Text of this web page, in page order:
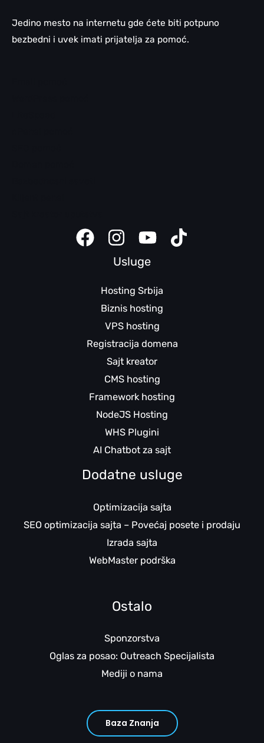
Jedino mesto na internetu gde ćete biti potpuno
bezbedni i uvek imati prijatelja za pomoć.
Usluge
Hosting Srbija
Biznis hosting
VPS hosting
Registracija domena
Sajt kreator
CMS hosting
Framework hosting
NodeJS Hosting
WHS Plugini
AI Chatbot za sajt
Dodatne usluge
Optimizacija sajta
SEO optimizacija sajta – Povećaj posete i prodaju
Izrada sajta
WebMaster podrška
Ostalo
Sponzorstva
Oglas za posao: Outreach Specijalista
Mediji o nama
Baza Znanja